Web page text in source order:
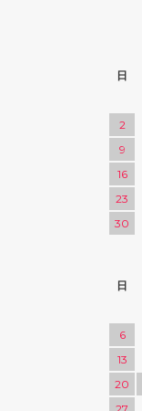
日
2
9
16
23
30
日
6
13
20